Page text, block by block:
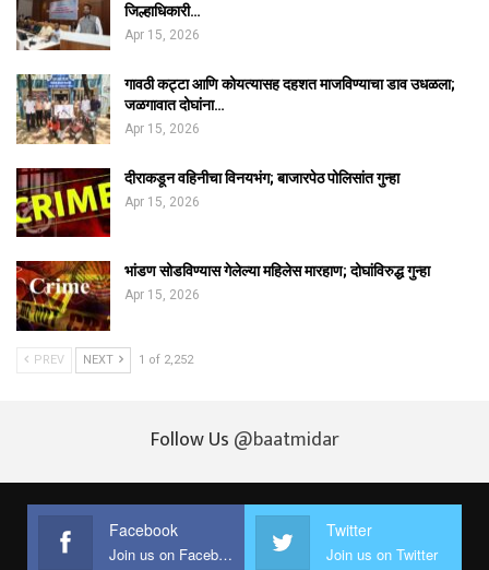
जिल्हाधिकारी…
Apr 15, 2026
गावठी कट्टा आणि कोयत्यासह दहशत माजविण्याचा डाव उधळला;
जळगावात दोघांना…
Apr 15, 2026
दीराकडून वहिनीचा विनयभंग; बाजारपेठ पोलिसांत गुन्हा
Apr 15, 2026
भांडण सोडविण्यास गेलेल्या महिलेस मारहाण; दोघांविरुद्ध गुन्हा
Apr 15, 2026
PREV NEXT 1 of 2,252
Follow Us @baatmidar
Facebook
Join us on Facebook
Twitter
Join us on Twitter